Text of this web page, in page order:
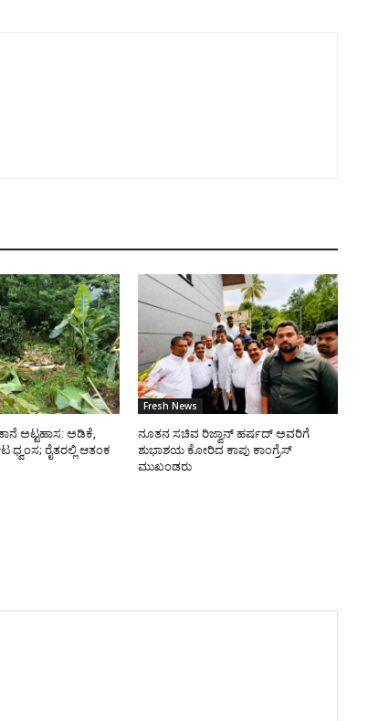
ಅಟ್ಟಹಾಸ: ಅಡಿಕೆ,
ರೈತರಲ್ಲಿ ಆತಂಕ
Fresh News
ನೂತನ ಸಚಿವ ರಿಜ್ವಾನ್ ಹರ್ಷದ್ ಅವರಿಗೆ
ಶುಭಾಶಯ ಕೋರಿದ ಕಾಪು ಕಾಂಗ್ರೆಸ್
ಮುಖಂಡರು